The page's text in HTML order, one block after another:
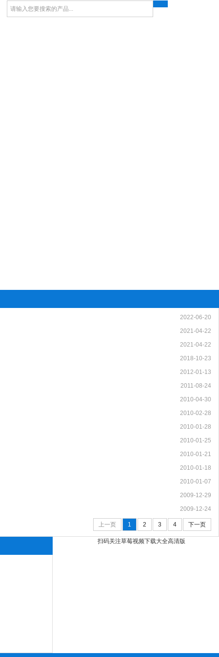
2022-06-20
2021-04-22
2021-04-22
2018-10-23
2012-01-13
2011-08-24
2010-04-30
2010-02-28
2010-01-28
2010-01-25
2010-01-21
2010-01-18
2010-01-07
2009-12-29
2009-12-24
上一页 1 2 3 4 下一页
扫码关注草莓视频下载大全高清版